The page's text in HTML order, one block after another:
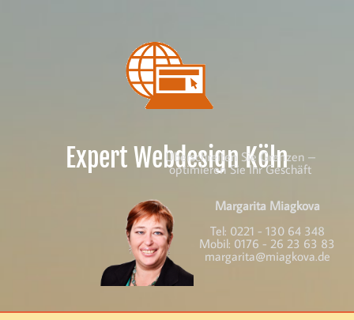
Expert Webdesign Köln
Überschreiten Sie Grenzen –
optimieren Sie Ihr Geschäft
Margarita Miagkova
Tel: 0221 - 130 64 348
Mobil: 0176 - 26 23 63 83
margarita@miagkova.de